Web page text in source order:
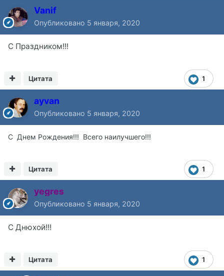
Vanif
Опубликовано 5 января, 2020
С Праздником!!!
1
Цитата
ayvan
Опубликовано 5 января, 2020
С Днем Рождения!!! Всего наилучшего!!!
1
Цитата
yegres
Опубликовано 5 января, 2020
С Днюхой!!!
1
Цитата